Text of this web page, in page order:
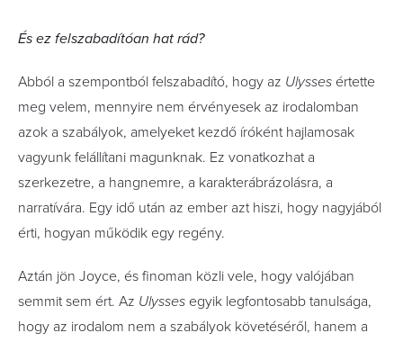
És ez felszabadítóan hat rád?
Abból a szempontból felszabadító, hogy az Ulysses értette
meg velem, mennyire nem érvényesek az irodalomban
azok a szabályok, amelyeket kezdő íróként hajlamosak
vagyunk felállítani magunknak. Ez vonatkozhat a
szerkezetre, a hangnemre, a karakterábrázolásra, a
narratívára. Egy idő után az ember azt hiszi, hogy nagyjából
érti, hogyan működik egy regény.
Aztán jön Joyce, és finoman közli vele, hogy valójában
semmit sem ért. Az Ulysses egyik legfontosabb tanulsága,
hogy az irodalom nem a szabályok követéséről, hanem a